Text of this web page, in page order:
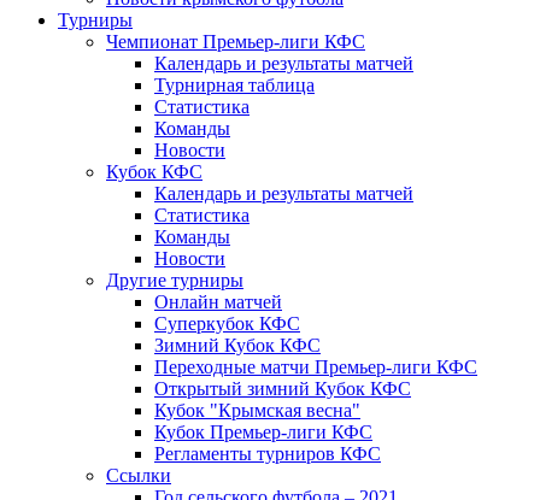
Турниры
Чемпионат Премьер-лиги КФС
Календарь и результаты матчей
Турнирная таблица
Статистика
Команды
Новости
Кубок КФС
Календарь и результаты матчей
Статистика
Команды
Новости
Другие турниры
Онлайн матчей
Суперкубок КФС
Зимний Кубок КФС
Переходные матчи Премьер-лиги КФС
Открытый зимний Кубок КФС
Кубок "Крымская весна"
Кубок Премьер-лиги КФС
Регламенты турниров КФС
Ссылки